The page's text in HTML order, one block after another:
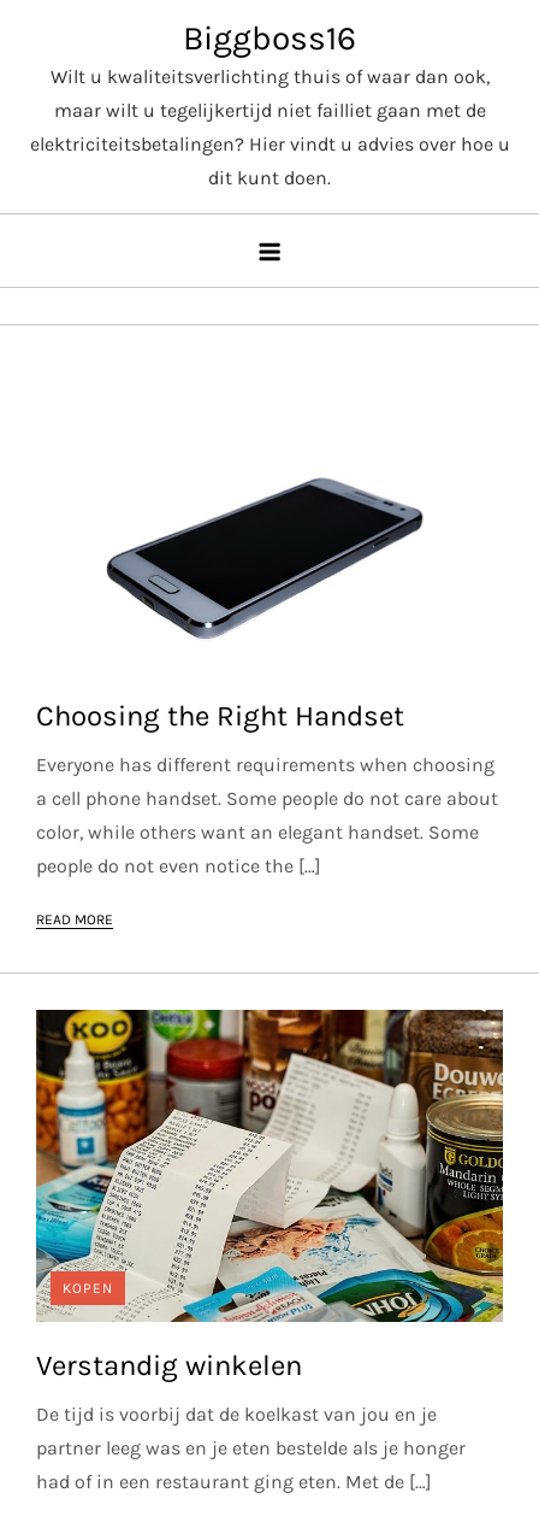
content
Biggboss16
Wilt u kwaliteitsverlichting thuis of waar dan ook,
maar wilt u tegelijkertijd niet failliet gaan met de
elektriciteitsbetalingen? Hier vindt u advies over hoe u
dit kunt doen.
Choosing the Right Handset
Everyone has different requirements when choosing
a cell phone handset. Some people do not care about
color, while others want an elegant handset. Some
people do not even notice the […]
READ MORE
KOPEN
Verstandig winkelen
De tijd is voorbij dat de koelkast van jou en je
partner leeg was en je eten bestelde als je honger
had of in een restaurant ging eten. Met de […]